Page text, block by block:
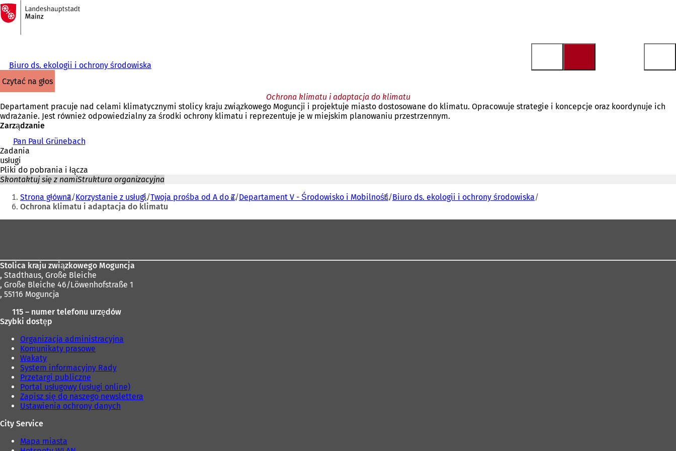
Przejdź do treści
Do
strony
głównej
Biuro ds. ekologii i ochrony środowiska
czytać na głos
Ochrona klimatu i adaptacja do klimatu
Departament pracuje nad celami klimatycznymi stolicy kraju związkowego Moguncji i projektuje miasto dostosowane do klimatu. Opracowuje strategie i koncepcje oraz koordynuje ich
wdrażanie. Jest również odpowiedzialny za środki ochrony klimatu i reprezentuje je w miejskim planowaniu przestrzennym.
Zarządzanie
Pan Paul Grünebach
Zadania
usługi
Pliki do pobrania i łącza
Skontaktuj się z namiStruktura organizacyjna
Jesteś
tutaj:
Strona główna Korzystanie z usługi Twoja prośba od A do Z Departament V - Środowisko i Mobilność Biuro ds. ekologii i ochrony środowiska
Ochrona klimatu i adaptacja do klimatu
Stolica kraju związkowego Moguncja
, Stadthaus, Große Bleiche
, Große Bleiche 46/Löwenhofstraße 1
, 55116 Moguncja
115 – numer telefonu urzędów
Szybki dostęp
Organizacja administracyjna
Komunikaty prasowe
Wakaty
System informacyjny Rady
Przetargi publiczne
Portal usługowy (usługi online)
Zapisz się do naszego newslettera
Ustawienia ochrony danych
City Service
Mapa miasta